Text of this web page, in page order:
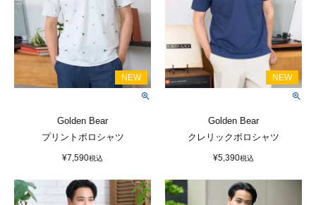
Golden Bear
プリントポロシャツ
¥7,590税込
Golden Bear
クレリックポロシャツ
¥5,390税込